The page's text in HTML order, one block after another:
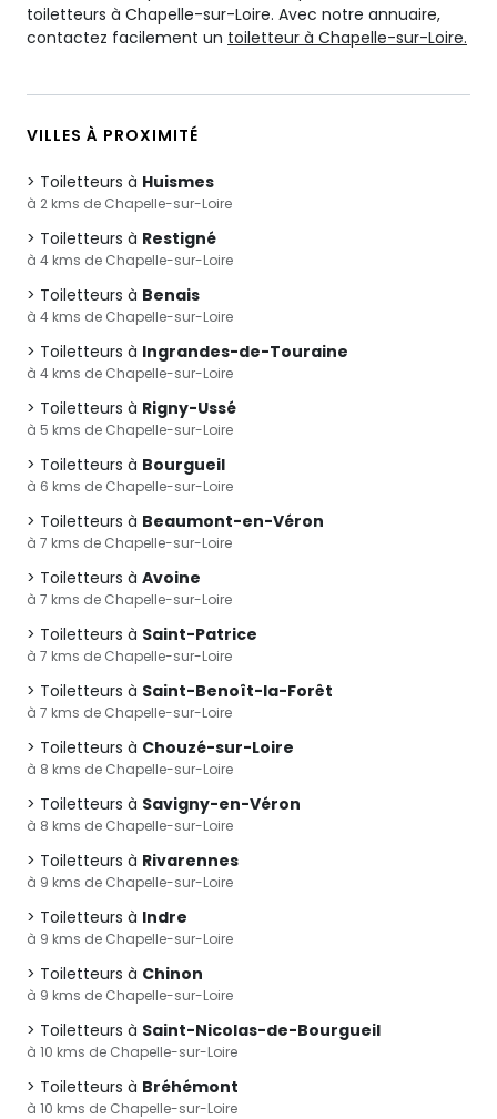
toiletteurs à Chapelle-sur-Loire. Avec notre annuaire,
contactez facilement un toiletteur à Chapelle-sur-Loire.
VILLES À PROXIMITÉ
Toiletteurs à Huismes
à 2 kms de Chapelle-sur-Loire
Toiletteurs à Restigné
à 4 kms de Chapelle-sur-Loire
Toiletteurs à Benais
à 4 kms de Chapelle-sur-Loire
Toiletteurs à Ingrandes-de-Touraine
à 4 kms de Chapelle-sur-Loire
Toiletteurs à Rigny-Ussé
à 5 kms de Chapelle-sur-Loire
Toiletteurs à Bourgueil
à 6 kms de Chapelle-sur-Loire
Toiletteurs à Beaumont-en-Véron
à 7 kms de Chapelle-sur-Loire
Toiletteurs à Avoine
à 7 kms de Chapelle-sur-Loire
Toiletteurs à Saint-Patrice
à 7 kms de Chapelle-sur-Loire
Toiletteurs à Saint-Benoît-la-Forêt
à 7 kms de Chapelle-sur-Loire
Toiletteurs à Chouzé-sur-Loire
à 8 kms de Chapelle-sur-Loire
Toiletteurs à Savigny-en-Véron
à 8 kms de Chapelle-sur-Loire
Toiletteurs à Rivarennes
à 9 kms de Chapelle-sur-Loire
Toiletteurs à Indre
à 9 kms de Chapelle-sur-Loire
Toiletteurs à Chinon
à 9 kms de Chapelle-sur-Loire
Toiletteurs à Saint-Nicolas-de-Bourgueil
à 10 kms de Chapelle-sur-Loire
Toiletteurs à Bréhémont
à 10 kms de Chapelle-sur-Loire